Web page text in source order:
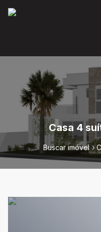
Casa 4
Buscar imóvel